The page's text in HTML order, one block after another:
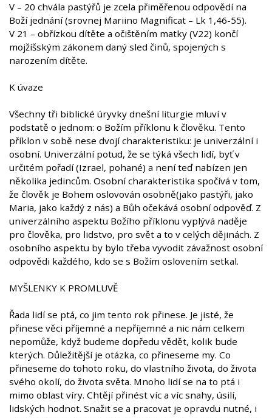
V – 20 chvála pastýřů je zcela přiměřenou odpovědí na
Boží jednání (srovnej Mariino Magnificat – Lk 1,46-55).
V 21 – obřízkou dítěte a očištěním matky (V22) končí
mojžíšským zákonem daný sled činů, spojených s
narozením dítěte.
K úvaze
Všechny tři biblické úryvky dnešní liturgie mluví v
podstatě o jednom: o Božím příklonu k člověku. Tento
příklon v sobě nese dvojí charakteristiku: je univerzální i
osobní. Univerzální potud, že se týká všech lidí, byť v
určitém pořadí (Izrael, pohané) a není teď nabízen jen
několika jedincům. Osobní charakteristika spočívá v tom,
že člověk je Bohem oslovován osobně(jako pastýři, jako
Maria, jako každý z nás) a Bůh očekává osobní odpověď. Z
univerzálního aspektu Božího příklonu vyplývá naděje
pro člověka, pro lidstvo, pro svět a to v celých dějinách. Z
osobního aspektu by bylo třeba vyvodit závažnost osobní
odpovědi každého, kdo se s Božím oslovením setkal.
MYŠLENKY K PROMLUVĚ
Řada lidí se ptá, co jim tento rok přinese. Je jisté, že
přinese věci příjemné a nepříjemné a nic nám celkem
nepomůže, když budeme dopředu vědět, kolik bude
kterých. Důležitější je otázka, co přineseme my. Co
přineseme do tohoto roku, do vlastního života, do života
svého okolí, do života světa. Mnoho lidí se na to ptá i
mimo oblast víry. Chtějí přinést víc a víc snahy, úsilí,
lidských hodnot. Snažit se a pracovat je opravdu nutné, i